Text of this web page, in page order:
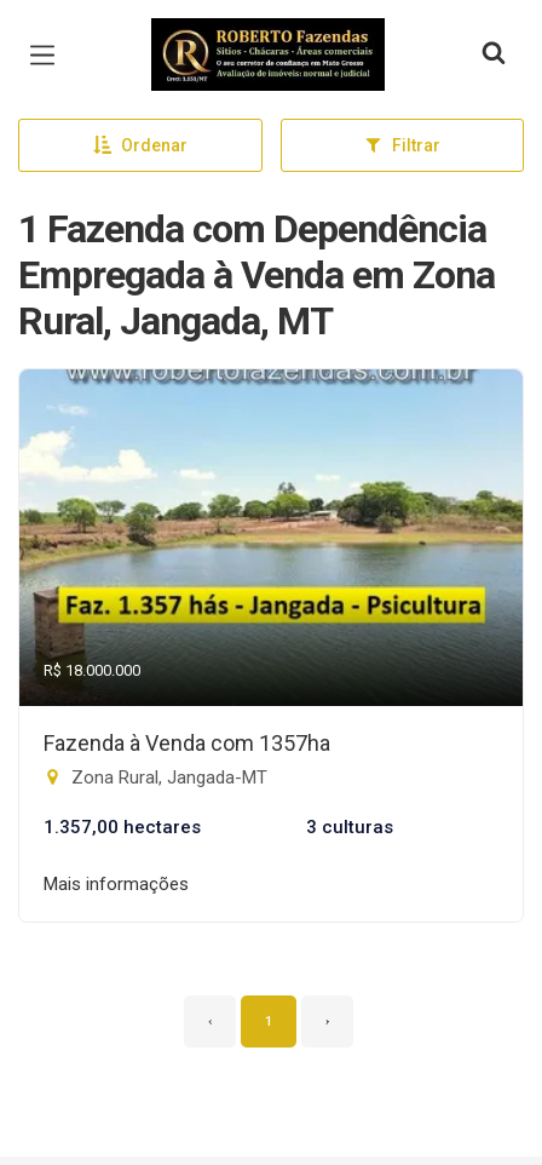
Página inicial
Ordenar Filtrar
1 Fazenda com Dependência
Empregada à Venda em Zona
Rural, Jangada, MT
R$ 18.000.000
Fazenda à Venda com 1357ha
Zona Rural, Jangada-MT
1.357,00 hectares 3 culturas
Mais informações
‹ 1 ›